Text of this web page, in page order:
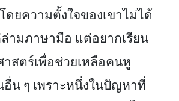
ยความตั้งใจของเขาไม่ได้
ามภาษามือ แต่อยากเรียน
สตร์เพื่อช่วยเหลือคนหู
น ๆ เพราะหนึ่งในปัญหาที่